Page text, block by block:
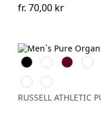
fr. 70,00 kr
BlackWhiteBurgundy
Navy
Dark
Olive
Aqua
RUSSELL ATHLETIC